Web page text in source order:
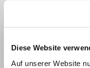
Diese Website
Auf unserer Website